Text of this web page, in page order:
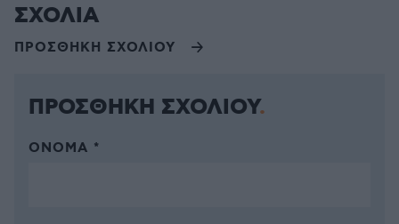
ΣΧΟΛΙΑ
ΠΡΟΣΘΗΚΗ ΣΧΟΛΙΟΥ
ΠΡΟΣΘΗΚΗ ΣΧΟΛΙΟΥ
ΌΝΟΜΑ *